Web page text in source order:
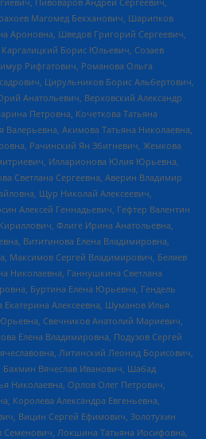
Магомед Бекханович, Шарипков
Ароновна, Шведов Григорий Сергеевич,
Борис Юльевич, Созаев
Рифгатович, Романова Ольга
Цирульников Борис Альбертович,
Анатольевич, Верховский Александр
Петровна, Кочеткова Татьяна
Акимова Татьяна Николаевна,
Рачинский Ян Збигневич, Жемкова
Илларионова Юлия Юрьевна,
Светлана Сергеевна, Аверин Владимир
Щур Николай Алексеевич,
Алексей Геннадьевич, Гефтер Валентин
Флиге Ирина Анатольевна,
Вититинова Елена Владимировна,
Максимов Сергей Владимирович, Беляев
Николаевна, Ганнушкина Светлана
Буртина Елена Юрьевна, Гендель
Алексеевна, Шуманов Илья
Свечников Анатолий Мариевич,
Елена Владимировна, Подузов Сергей
Литинский Леонид Борисович,
Вячеслав Иванович, Шабад
Николаевна, Орлов Олег Петрович,
Королева Александра Евгеньевна,
Вицин Сергей Ефимович, Золотухин
Локшина Татьяна Иосифовна,